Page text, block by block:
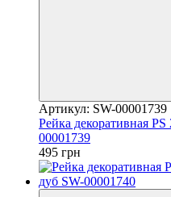
Артикул: SW-00001739
Рейка декоративная
00001739
495 грн